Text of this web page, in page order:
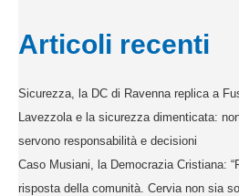
Articoli recenti
Sicurezza, la DC di Ravenna replica a
Lavezzola e la sicurezza dimenticata:
servono responsabilità e decisioni
Caso Musiani, la Democrazia Cristiana:
risposta della comunità. Cervia non sia